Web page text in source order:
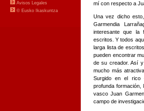
mí con respecto a
Una vez dicho
Garmendia
interesante que la
escritos. Y todos
larga lista de
pueden encontrar
de su creador. Así
mucho más
Surgido en el rico
profunda formación,
vasco Juan
campo de